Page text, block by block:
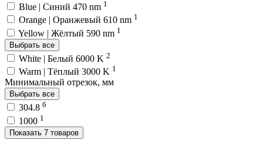
Blue | Синий 470 nm 1
Orange | Оранжевый 610 nm 1
Yellow | Жёлтый 590 nm 1
Выбрать все
White | Белый 6000 K 2
Warm | Тёплый 3000 K 1
Минимальный отрезок, мм
Выбрать все
304.8 6
1000 1
Показать 7 товаров